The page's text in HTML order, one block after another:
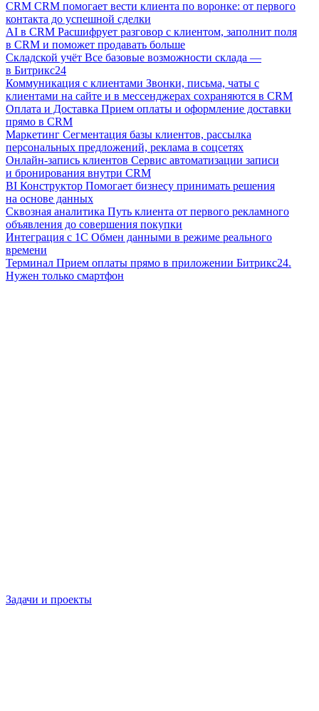
CRM CRM помогает вести клиента по воронке: от первого
контакта до успешной сделки
AI в CRM Расшифрует разговор с клиентом, заполнит поля
в CRM и поможет продавать больше
Складской учёт Все базовые возможности склада —
в Битрикс24
Коммуникация с клиентами Звонки, письма, чаты с
клиентами на сайте и в мессенджерах сохраняются в CRM
Оплата и Доставка Прием оплаты и оформление доставки
прямо в CRM
Маркетинг Сегментация базы клиентов, рассылка
персональных предложений, реклама в соцсетях
Онлайн-запись клиентов Сервис автоматизации записи
и бронирования внутри CRM
BI Конструктор Помогает бизнесу принимать решения
на основе данных
Сквозная аналитика Путь клиента от первого рекламного
объявления до совершения покупки
Интеграция с 1С Обмен данными в режиме реального
времени
Терминал Прием оплаты прямо в приложении Битрикс24.
Нужен только смартфон
Задачи и проекты